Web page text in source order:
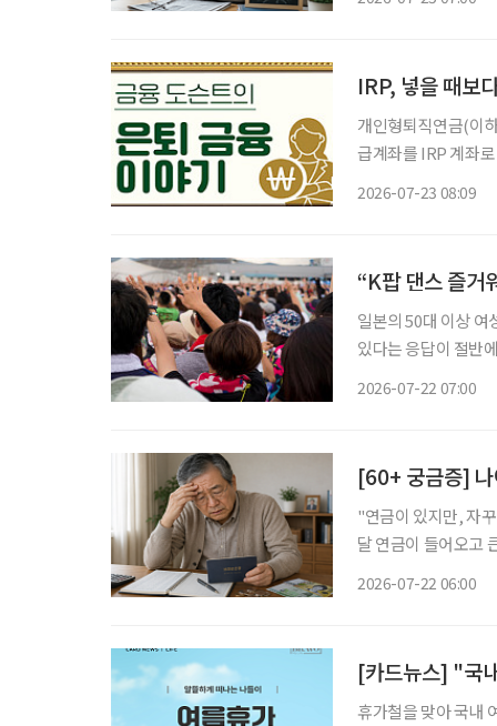
IRP, 넣을 때보
개인형퇴직연금(이
급계좌를 IRP 계좌
2026-07-23 08:09
“K팝 댄스 즐거
일본의 50대 이상 여
있다는 응답이 절반
2026-07-22 07:00
[60+ 궁금증] 나
"연금이 있지만, 자꾸 불안해요." 은퇴 후 가장 많이 큰 걱
달 연금이 들어오고
2026-07-22 06:00
[카드뉴스] "국
휴가철을 맞아 국내